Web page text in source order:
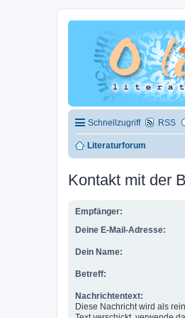
Schnellzugriff RSS
Literaturforum
Kontakt mit der
Empfänger:
Deine E-Mail-Adresse:
Dein Name:
Betreff:
Nachrichtentext:
Diese Nachricht wird als